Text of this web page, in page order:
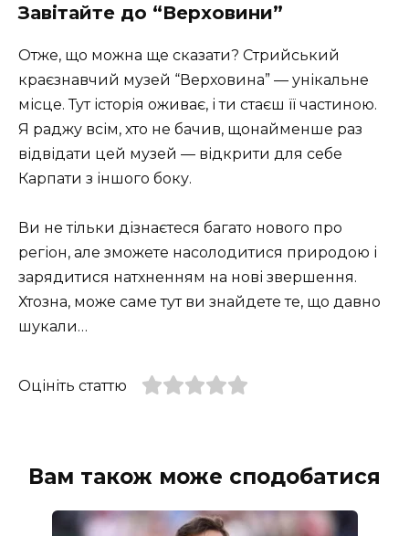
Завітайте до “Верховини”
Отже, що можна ще сказати? Стрийський
краєзнавчий музей “Верховина” — унікальне
місце. Тут історія оживає, і ти стаєш її частиною.
Я раджу всім, хто не бачив, щонайменше раз
відвідати цей музей — відкрити для себе
Карпати з іншого боку.
Ви не тільки дізнаєтеся багато нового про
регіон, але зможете насолодитися природою і
зарядитися натхненням на нові звершення.
Хтозна, може саме тут ви знайдете те, що давно
шукали…
Оцініть статтю
Вам також може сподобатися